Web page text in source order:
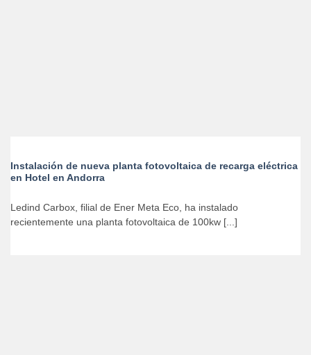
Instalación de nueva planta fotovoltaica de recarga eléctrica
en Hotel en Andorra
Ledind Carbox, filial de Ener Meta Eco, ha instalado
recientemente una planta fotovoltaica de 100kw [...]